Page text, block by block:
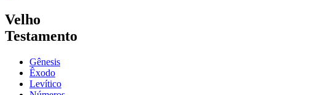
Velho
Testamento
Gênesis
Êxodo
Levítico